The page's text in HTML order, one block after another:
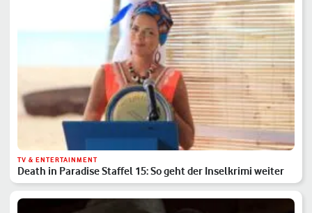
TV & ENTERTAINMENT
Death in Paradise Staffel 15: So geht der Inselkrimi weiter